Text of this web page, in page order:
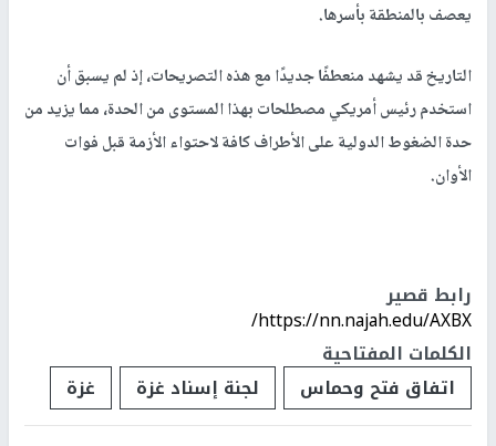
يعصف بالمنطقة بأسرها.
التاريخ قد يشهد منعطفًا جديدًا مع هذه التصريحات، إذ لم يسبق أن
استخدم رئيس أمريكي مصطلحات بهذا المستوى من الحدة، مما يزيد من
حدة الضغوط الدولية على الأطراف كافة لاحتواء الأزمة قبل فوات
الأوان.
رابط قصير
https://nn.najah.edu/AXBX/
الكلمات المفتاحية
اتفاق فتح وحماس
لجنة إسناد غزة غزة